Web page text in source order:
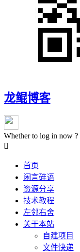
龙鲲博客
Whether to log in now ?

首页
闲言碎语
资源分享
技术教程
左邻右舍
关于本站
自建项目
文件快递